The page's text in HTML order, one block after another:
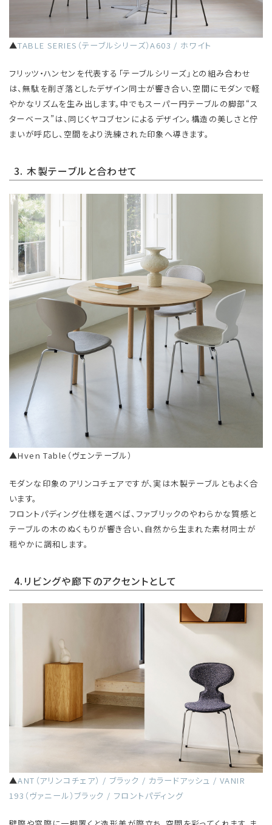
▲TABLE SERIES（テーブルシリーズ）A603 / ホワイト
フリッツ・ハンセンを代表する「テーブルシリーズ」との組み合わせ
は、無駄を削ぎ落としたデザイン同士が響き合い、空間にモダンで軽
やかなリズムを生み出します。中でもスーパー円テーブルの脚部“ス
ターベース”は、同じくヤコブセンによるデザイン。構造の美しさと佇
まいが呼応し、空間をより洗練された印象へ導きます。
3. 木製テーブルと合わせて
▲Hven Table（ヴェンテーブル）
モダンな印象のアリンコチェアですが、実は木製テーブルともよく合
います。
フロントパディング仕様を選べば、ファブリックのやわらかな質感と
テーブルの木のぬくもりが響き合い、自然から生まれた素材同士が
穏やかに調和します。
4.リビングや廊下のアクセントとして
▲ANT（アリンコチェア） / ブラック / カラードアッシュ / VANIR
193（ヴァニール）ブラック / フロントパディング